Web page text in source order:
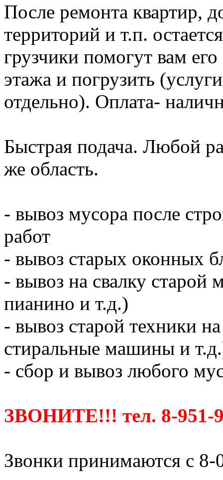
После ремонта квартир,
территорий и т.п.
грузчики помогут вам его
этажа и погрузить
отдельно). Оплата-
Быстрая подача. Любой
же область.
- вывоз мусора после
работ
- вывоз старых оконных
- вывоз на свалку
пианино и т.д.)
- вывоз старой техники
стиральные машины и
- сбор и вывоз любого
ЗВОНИТЕ!!! тел. 8-951-
Звонки принимаются с